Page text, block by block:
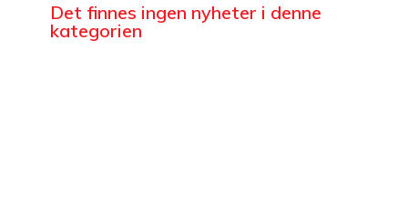
Det finnes ingen nyheter i denne
kategorien